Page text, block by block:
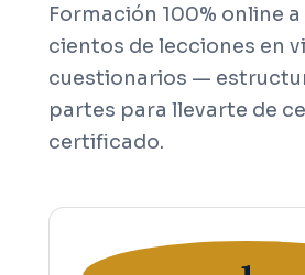
Formación 100% online
cientos de lecciones en
cuestionarios —
partes para llevarte de
certificado.